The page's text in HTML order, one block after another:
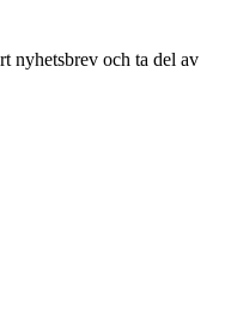
nyhetsbrev och ta del av